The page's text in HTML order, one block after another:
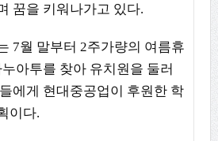
꿈을 키워나가고 있다.
7월 말부터 2주가량의 여름휴
아투를 찾아 유치원을 둘러
에게 현대중공업이 후원한 학
이다.